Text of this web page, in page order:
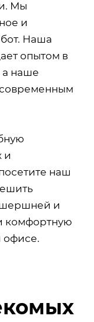
Мы
и
Наша
опытом в
наше
современным
и
наш
шершней и
комфортную
офисе.